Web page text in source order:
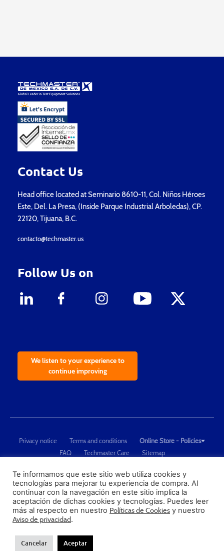
Contact Us
Head office located at Seminario 8610-11, Col. Niños Héroes
Este, Del. La Presa, (Inside Parque Industrial Arboledas), CP.
22120, Tijuana, B.C.
contacto@techmaster.us
Follow Us on
We listen to your experience to
continue improving
Privacy notice Terms and conditions
Online Store - Policies
FAQ
Techmaster Care
Sitemap
"Techmaster de México is The Global Leader in Test Equipment Solutions -
Calibration, Dimensional Measurement and Testing"
PROFECO
CONDUSEF
Te informamos que este sitio web utiliza cookies y
tecnologías para mejorar tu experiencia de compra. Al
continuar con la navegación en este sitio implica la
aceptación de dichas cookies y tecnologías. Puedes leer
más al respecto en nuestro Políticas de Cookies y nuestro
Aviso de privacidad.
Cancelar Aceptar